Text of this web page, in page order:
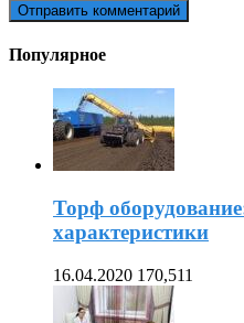
Популярное
Торф
характеристики
16.04.2020 170,511